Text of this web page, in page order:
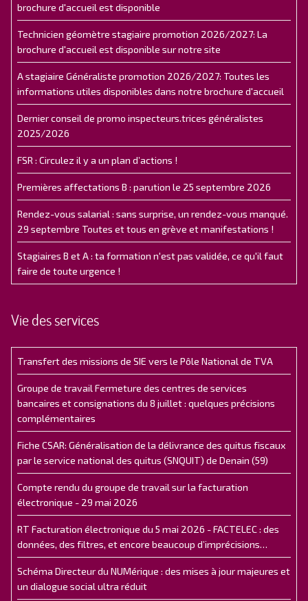
brochure d'accueil est disponible
Technicien géomètre stagiaire promotion 2026/2027: La
brochure d'accueil est disponible sur notre site
A stagiaire Généraliste promotion 2026/2027: Toutes les
informations utiles disponibles dans notre brochure d'accueil
Dernier conseil de promo inspecteurs.trices généralistes
2025/2026
FSR : Circulez il y a un plan d’actions !
Premières affectations B : parution le 25 septembre 2026
Rendez-vous salarial : sans surprise, un rendez-vous manqué.
29 septembre Toutes et tous en grève et manifestations !
Stagiaires B et A : ta formation n'est pas validée, ce qu'il faut
faire de toute urgence !
Vie des services
Transfert des missions de SIE vers le Pôle National de TVA
Groupe de travail Fermeture des centres de services
bancaires et consignations du 8 juillet : quelques précisions
complémentaires
Fiche CSAR: Généralisation de la délivrance des quitus fiscaux
par le service national des quitus (SNQUIT) de Denain (59)
Compte rendu du groupe de travail sur la facturation
électronique - 29 mai 2026
RT Facturation électronique du 5 mai 2026 - FACTELEC : des
données, des filtres, et encore beaucoup d’imprécisions…
Schéma Directeur du NUMérique : des mises à jour majeures et
un dialogue social ultra réduit